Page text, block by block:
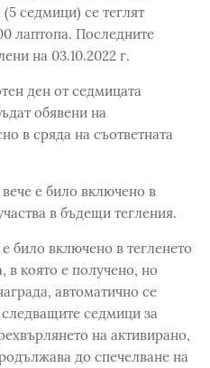
(5 седмици) се теглят
лаптопа. Последните
на 03.10.2022 г.
ден от седмицата
обявени на
в сряда на съответната
е било включено в
в бъдещи тегления.
било включено в тегленето
в която е получено, но
автоматично се
седмици за
на активирано,
до спечелване на